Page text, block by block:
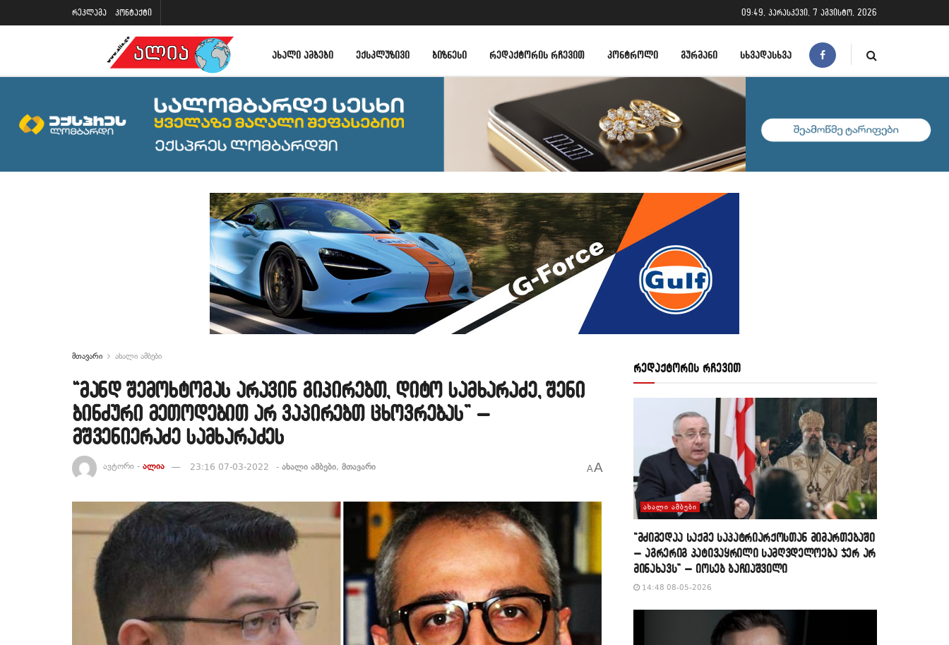
რეკლამა კონტაქტი 09:49, პარასკევი, 7 აგვისტო, 2026
ᲐᲮᲐᲚᲘ ᲐᲛᲑᲔᲑᲘ ᲔᲥᲡᲙᲚᲣᲖᲘᲕᲘ ᲑᲘᲖᲜᲔᲡᲘ ᲠᲔᲓᲐᲥᲢᲝᲠᲘᲡ ᲠᲩᲔᲕᲘᲗ ᲙᲝᲜᲢᲠᲝᲚᲘ ᲒᲣᲠᲛᲐᲜᲘ ᲡᲮᲕᲐᲓᲐᲡᲮᲕᲐ
მთავარი ახალი ამბები
“მანდ შემოხტომას არავინ გიპირებთ, დიტო სამხარაძე, შენი
ბინძური მეთოდებით არ ვაპირებთ ცხოვრებას” –
მშვენიერაძე სამხარაძეს
ავტორი - ალია 23:16 07-03-2022 - ახალი ამბები, მთავარი AA
რედაქტორის რჩევით
ᲐᲮᲐᲚᲘ ᲐᲛᲑᲔᲑᲘ
“მძიმედაა საქმე საპატრიარქოსთან მიმართებაში
– აგრერიგ პატივაყრილი სამღვდელოება ჯერ არ
მინახავს” – იოსებ ბაჩიაშვილი
14:48 08-05-2026